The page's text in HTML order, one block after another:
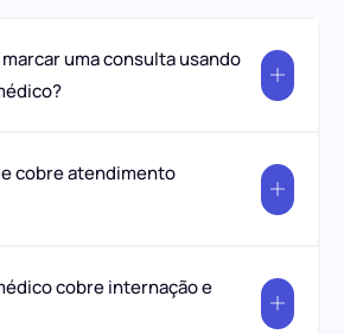
uma consulta usando
cobre atendimento
cobre internação e